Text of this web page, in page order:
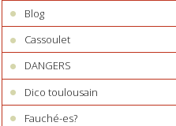
Blog
Cassoulet
DANGERS
Dico toulousain
Fauché-es?